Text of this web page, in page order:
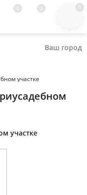
0 0 0
Ваш город
участке
участке